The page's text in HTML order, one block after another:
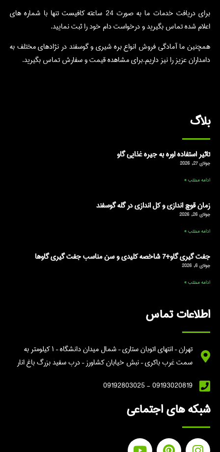
برای دریافت خدمات ما به صورت 24 ساعته کافیست تنها با شماره های
اعلام شده تماس بگیرید و درخواست دام خود را ثبت نمایید.
همچنین ما آمادگی فروش انواع بره شیری و گوسفند در نژادهای مختلف به
دامداران عزیز را نیز داریم.برای مشاهده قیمت و سفارش تماس بگیرید.
بلاگ
تاثیر استفاده اوره به جیره غذایی گاو
جولای 27, 2026
ادامه مطلب »
زمان قوچ اندازی و کل اندازی در گله گوسفند
جولای 26, 2026
ادامه مطلب »
جفت گیری گاو+7 شاخصه کلیدی و سن مناسب جفت گیری گاوها
جولای 6, 2026
ادامه مطلب »
اطلاعات تماس
تهران – انتهای اتوبان ستاری – شمال میدان دانشگاه – ۱ کیلومتر به
سمت غرب باکری – نبش خیابان کشاورز – درب سفید بزرگ باغ انار
09193020819 - 09192803025
شبکه های اجتماعی